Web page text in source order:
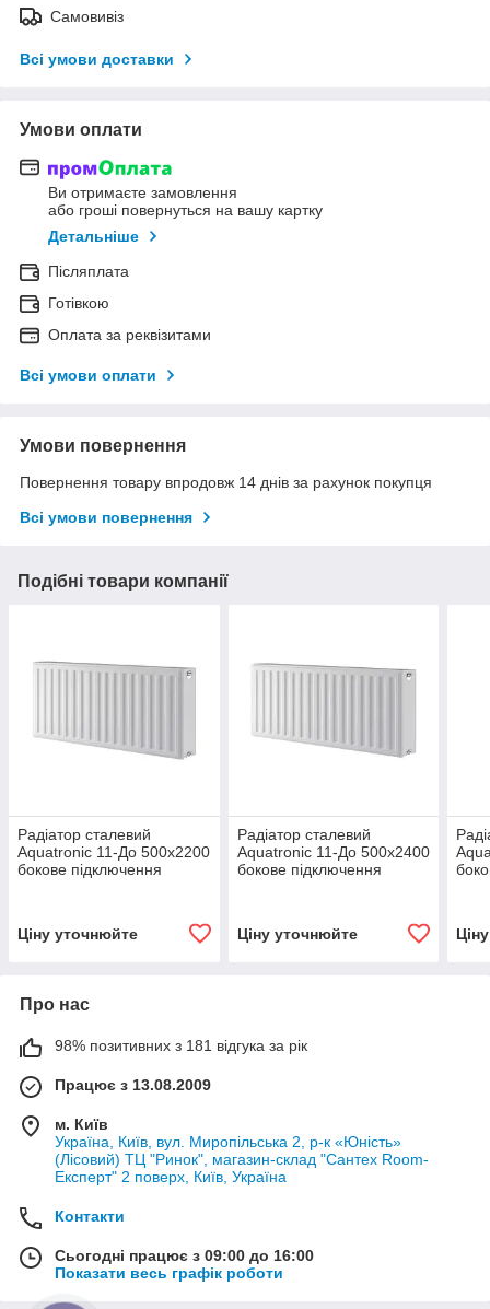
Самовивіз
Всі умови доставки
Умови оплати
Ви отримаєте замовлення
або гроші повернуться на вашу картку
Детальніше
Післяплата
Готівкою
Оплата за реквізитами
Всі умови оплати
Умови повернення
Повернення товару впродовж 14 днів за рахунок покупця
Всі умови повернення
Подібні товари компанії
Радіатор сталевий
Aquatronic 11-До 500х2200
бокове підключення
Ціну уточнюйте
Радіатор сталевий
Aquatronic 11-До 500х2400
бокове підключення
Ціну уточнюйте
Про нас
98% позитивних з 181 відгука за рік
Працює з 13.08.2009
м. Київ
Україна, Київ, вул. Миропільська 2, р-к «Юність»
(Лісовий) ТЦ "Ринок", магазин-склад "Сантех Room-
Експерт" 2 поверх, Київ, Україна
Контакти
Сьогодні працює з 09:00 до 16:00
Показати весь графік роботи